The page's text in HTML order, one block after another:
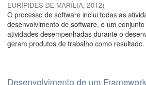
EURÍPIDES DE MARÍLIA, 2012)
O processo de software inclui todas as
desenvolvimento de software, é um
atividades desempenhadas durante o
geram produtos de trabalho como resultado.
Desenvolvimento de um